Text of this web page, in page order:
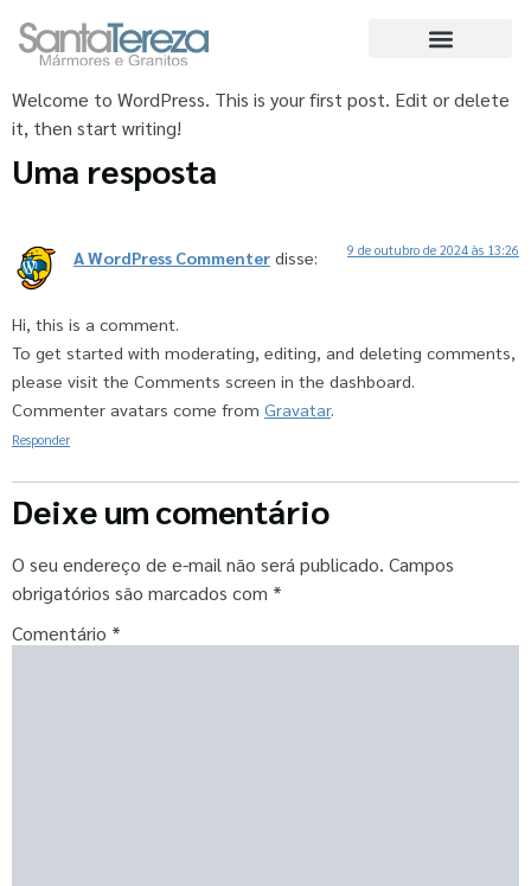
Welcome to WordPress. This is your first post. Edit or delete
it, then start writing!
Uma resposta
A WordPress Commenter disse: 9 de outubro de 2024 às 13:26
Hi, this is a comment.
To get started with moderating, editing, and deleting comments,
please visit the Comments screen in the dashboard.
Commenter avatars come from Gravatar.
Responder
Deixe um comentário
O seu endereço de e-mail não será publicado. Campos
obrigatórios são marcados com *
Comentário *